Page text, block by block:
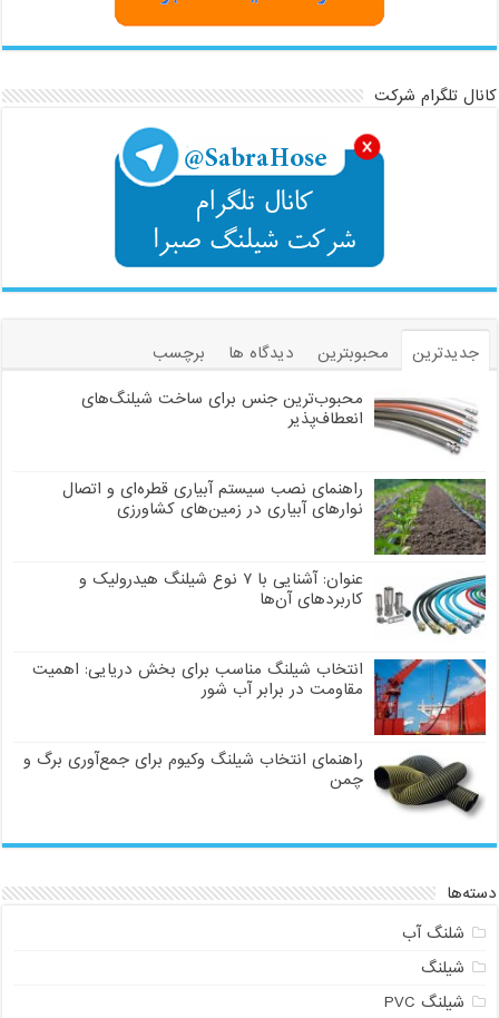
کانال تلگرام شرکت
جدیدترین محبوبترین دیدگاه ها
برچسب
محبوب‌ترین جنس برای ساخت شیلنگ‌های
انعطاف‌پذیر
راهنمای نصب سیستم آبیاری قطره‌ای و اتصال
نوارهای آبیاری در زمین‌های کشاورزی
عنوان: آشنایی با ۷ نوع شیلنگ هیدرولیک و
کاربردهای آن‌ها
انتخاب شیلنگ مناسب برای بخش دریایی: اهمیت
مقاومت در برابر آب شور
راهنمای انتخاب شیلنگ وکیوم برای جمع‌آوری برگ و
چمن
دسته‌ها
شلنگ آب
شیلنگ
شیلنگ PVC